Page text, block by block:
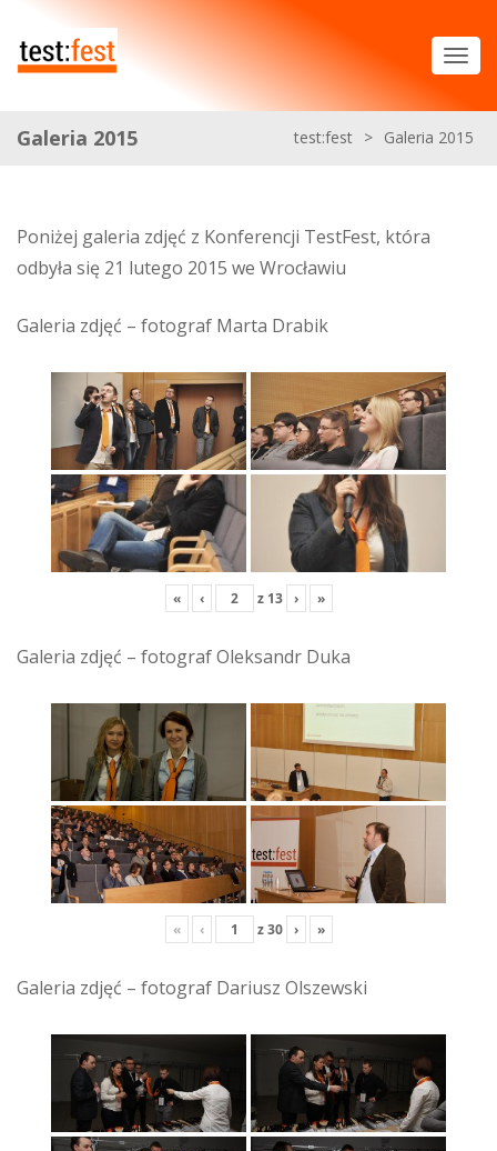
Galeria 2015 test:fest > Galeria 2015
Poniżej galeria zdjęć z Konferencji TestFest, która
odbyła się 21 lutego 2015 we Wrocławiu
Galeria zdjęć – fotograf Marta Drabik
« ‹ z 13 › »
Galeria zdjęć – fotograf Oleksandr Duka
« ‹ z30 › »
Galeria zdjęć – fotograf Dariusz Olszewski